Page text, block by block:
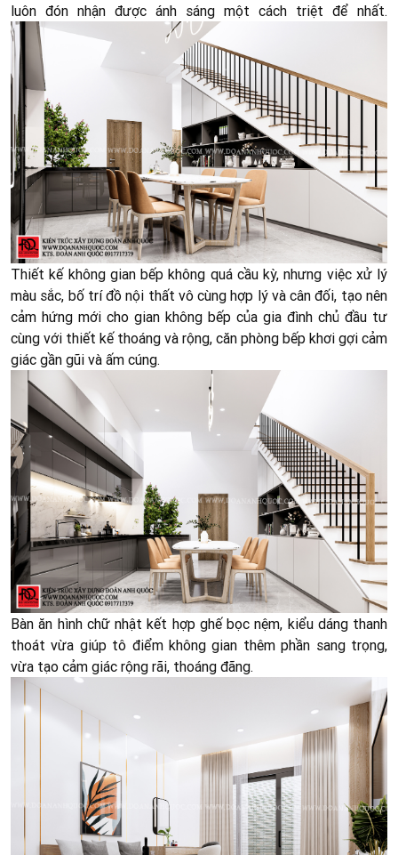
luôn đón nhận được ánh sáng một cách triệt để nhất.
Thiết kế không gian bếp không quá cầu kỳ, nhưng việc xử lý
màu sắc, bố trí đồ nội thất vô cùng hợp lý và cân đối, tạo nên
cảm hứng mới cho gian không bếp của gia đình chủ đầu tư
cùng với thiết kế thoáng và rộng, căn phòng bếp khơi gợi cảm
giác gần gũi và ấm cúng.
Bàn ăn hình chữ nhật kết hợp ghế bọc nệm, kiểu dáng thanh
thoát vừa giúp tô điểm không gian thêm phần sang trọng,
vừa tạo cảm giác rộng rãi, thoáng đãng.